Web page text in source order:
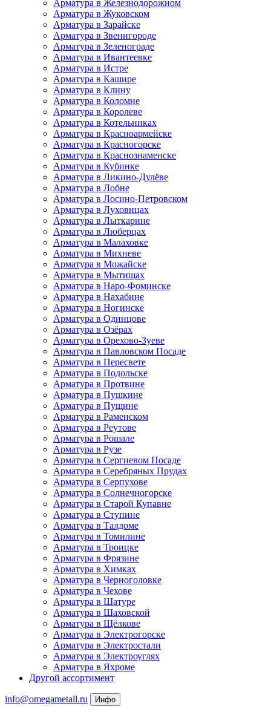
Арматура в Железнодорожном
Арматура в Жуковском
Арматура в Зарайске
Арматура в Звенигороде
Арматура в Зеленограде
Арматура в Ивантеевке
Арматура в Истре
Арматура в Кашире
Арматура в Клину
Арматура в Коломне
Арматура в Королеве
Арматура в Котельниках
Арматура в Красноармейске
Арматура в Красногорске
Арматура в Краснознаменске
Арматура в Кубинке
Арматура в Ликино-Дулёве
Арматура в Лобне
Арматура в Лосино-Петровском
Арматура в Луховицах
Арматура в Лыткарине
Арматура в Люберцах
Арматура в Малаховке
Арматура в Михневе
Арматура в Можайске
Арматура в Мытищах
Арматура в Наро-Фоминске
Арматура в Нахабине
Арматура в Ногинске
Арматура в Одинцове
Арматура в Озёрах
Арматура в Орехово-Зуеве
Арматура в Павловском Посаде
Арматура в Пересвете
Арматура в Подольске
Арматура в Протвине
Арматура в Пушкине
Арматура в Пущине
Арматура в Раменском
Арматура в Реутове
Арматура в Рошале
Арматура в Рузе
Арматура в Сергиевом Посаде
Арматура в Серебряных Прудах
Арматура в Серпухове
Арматура в Солнечногорске
Арматура в Старой Купавне
Арматура в Ступине
Арматура в Талдоме
Арматура в Томилине
Арматура в Троицке
Арматура в Фрязине
Арматура в Химках
Арматура в Черноголовке
Арматура в Чехове
Арматура в Шатуре
Арматура в Шаховской
Арматура в Щёлкове
Арматура в Электрогорске
Арматура в Электростали
Арматура в Электроуглях
Арматура в Яхроме
Другой ассортимент
info@omegametall.ru Инфо